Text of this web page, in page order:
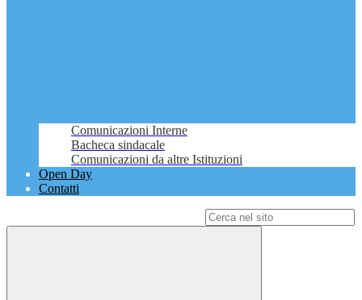
Comunicazioni Interne
Bacheca sindacale
Comunicazioni da altre Istituzioni
Open Day
Contatti